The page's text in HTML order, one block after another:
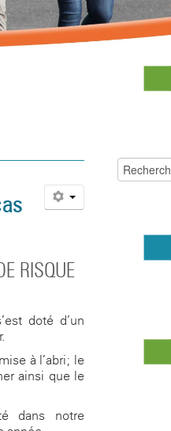
RISQUE
doté d’un
à l’abri; le
ainsi que le
dans notre